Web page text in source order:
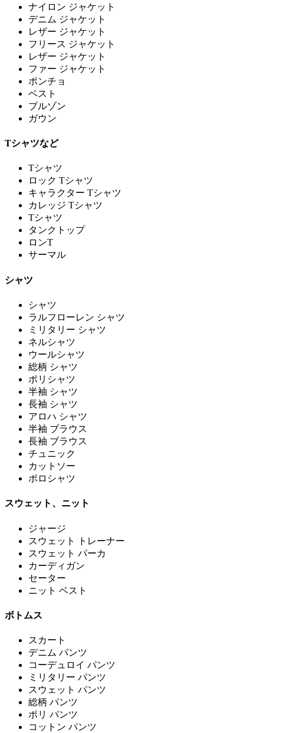
ナイロン ジャケット
デニム ジャケット
レザー ジャケット
フリース ジャケット
レザー ジャケット
ファー ジャケット
ポンチョ
ベスト
ブルゾン
ガウン
Tシャツなど
Tシャツ
ロック Tシャツ
キャラクター Tシャツ
カレッジ Tシャツ
Tシャツ
タンクトップ
ロンT
サーマル
シャツ
シャツ
ラルフローレン シャツ
ミリタリー シャツ
ネルシャツ
ウールシャツ
総柄 シャツ
ポリシャツ
半袖 シャツ
長袖 シャツ
アロハ シャツ
半袖 ブラウス
長袖 ブラウス
チュニック
カットソー
ポロシャツ
スウェット、ニット
ジャージ
スウェット トレーナー
スウェット パーカ
カーディガン
セーター
ニット ベスト
ボトムス
スカート
デニム パンツ
コーデュロイ パンツ
ミリタリー パンツ
スウェット パンツ
総柄 パンツ
ポリ パンツ
コットン パンツ